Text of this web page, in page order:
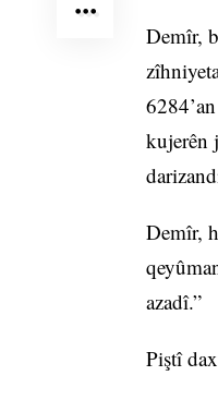
Demîr,
kujerên
Demîr,
azadî.”
Piştî